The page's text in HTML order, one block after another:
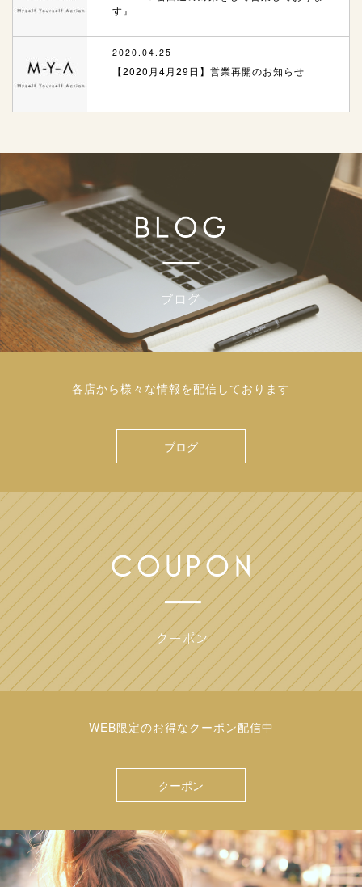
す』
2020.04.25
【2020月4月29日】営業再開のお知らせ
各店から様々な情報を配信しております
ブログ
WEB限定のお得なクーポン配信中
クーポン